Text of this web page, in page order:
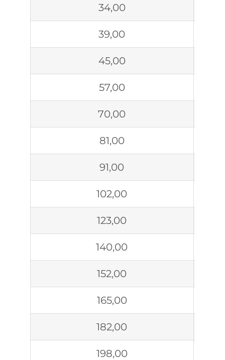
34,00
39,00
45,00
57,00
70,00
81,00
91,00
102,00
123,00
140,00
152,00
165,00
182,00
198,00